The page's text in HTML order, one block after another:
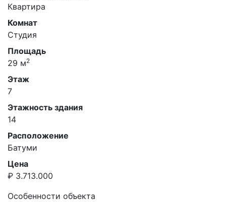
Квартира
Комнат
Студия
Площадь
29 м2
Этаж
7
Этажность здания
14
Расположение
Батуми
Цена
₽ 3.713.000
Особенности объекта